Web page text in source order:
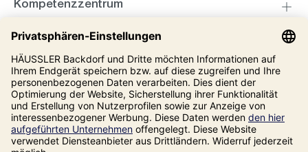
Kompetenzzentrum
Informationen
Unsere Adresse